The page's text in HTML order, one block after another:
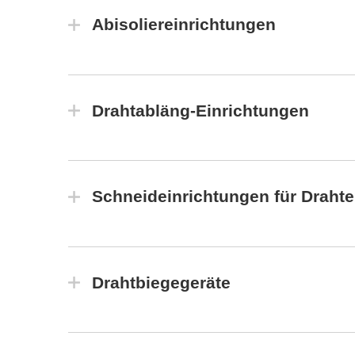
Abisoliereinrichtungen
Drahtabläng-Einrichtungen
Schneideinrichtungen für
Drahtbiegegeräte